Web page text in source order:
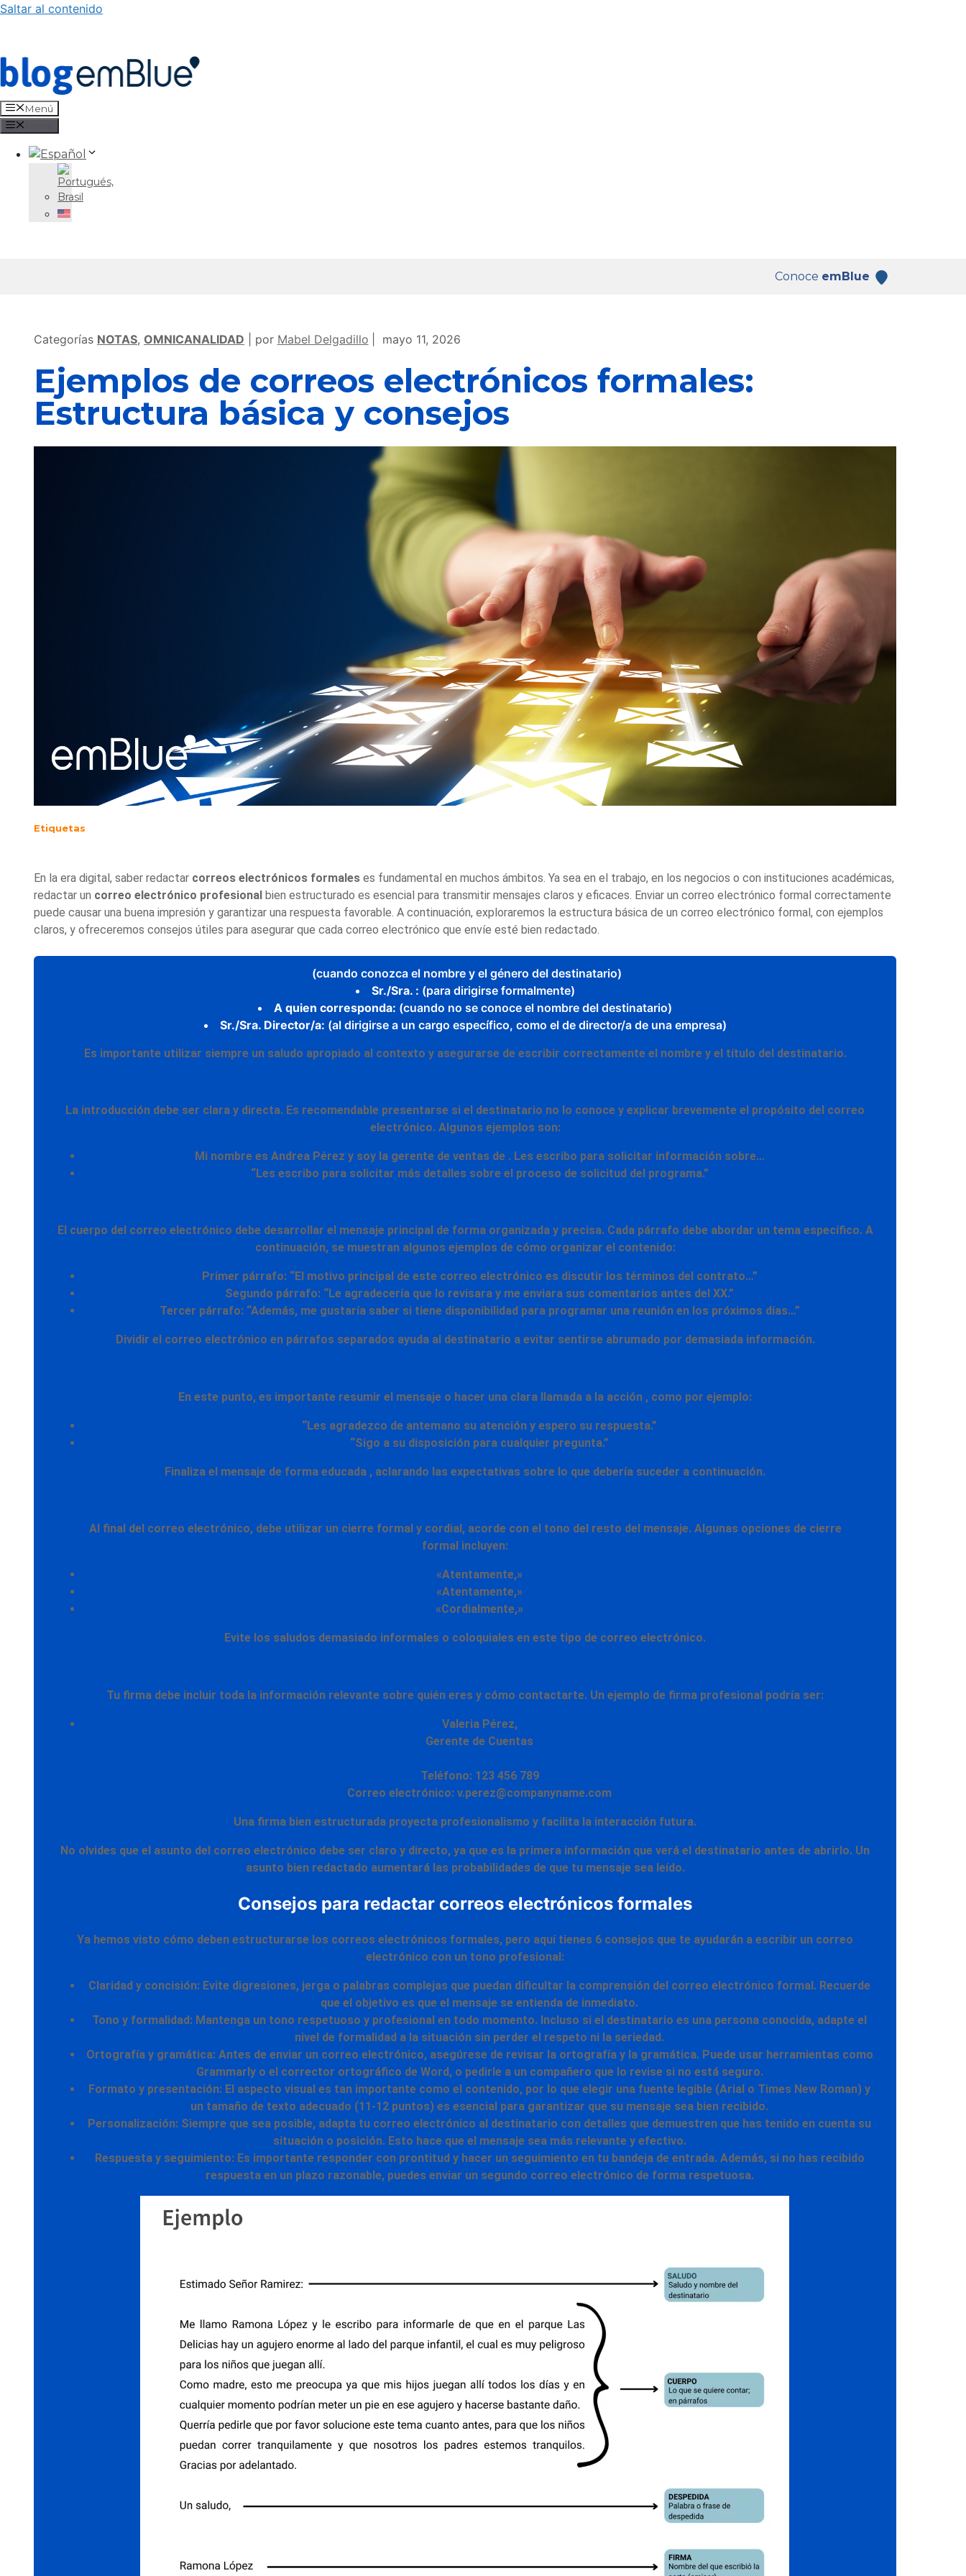
Saltar al contenido
Menú
Conoce emBlue
Categorías NOTAS, OMNICANALIDAD por Mabel Delgadillo mayo 11, 2026
Ejemplos de correos electrónicos formales:
Estructura básica y consejos
Etiquetas
En la era digital, saber redactar correos electrónicos formales es fundamental en muchos ámbitos. Ya sea en el trabajo, en los negocios o con instituciones académicas,
redactar un correo electrónico profesional bien estructurado es esencial para transmitir mensajes claros y eficaces. Enviar un correo electrónico formal correctamente
puede causar una buena impresión y garantizar una respuesta favorable. A continuación, exploraremos la estructura básica de un correo electrónico formal, con ejemplos
claros, y ofreceremos consejos útiles para asegurar que cada correo electrónico que envíe esté bien redactado.
(cuando conozca el nombre y el género del destinatario)
Sr./Sra. : (para dirigirse formalmente)
A quien corresponda: (cuando no se conoce el nombre del destinatario)
Sr./Sra. Director/a: (al dirigirse a un cargo específico, como el de director/a de una empresa)
Es importante utilizar siempre un saludo apropiado al contexto y asegurarse de escribir correctamente el nombre y el título del destinatario.
La introducción debe ser clara y directa. Es recomendable presentarse si el destinatario no lo conoce y explicar brevemente el propósito del correo
electrónico. Algunos ejemplos son:
Mi nombre es Andrea Pérez y soy la gerente de ventas de . Les escribo para solicitar información sobre…
“Les escribo para solicitar más detalles sobre el proceso de solicitud del programa.”
El cuerpo del correo electrónico debe desarrollar el mensaje principal de forma organizada y precisa. Cada párrafo debe abordar un tema específico. A
continuación, se muestran algunos ejemplos de cómo organizar el contenido:
Primer párrafo: “El motivo principal de este correo electrónico es discutir los términos del contrato…”
Segundo párrafo: “Le agradecería que lo revisara y me enviara sus comentarios antes del XX.”
Tercer párrafo: “Además, me gustaría saber si tiene disponibilidad para programar una reunión en los próximos días…”
Dividir el correo electrónico en párrafos separados ayuda al destinatario a evitar sentirse abrumado por demasiada información.
En este punto, es importante resumir el mensaje o hacer una clara llamada a la acción , como por ejemplo:
“Les agradezco de antemano su atención y espero su respuesta.”
“Sigo a su disposición para cualquier pregunta.”
Finaliza el mensaje de forma educada , aclarando las expectativas sobre lo que debería suceder a continuación.
Al final del correo electrónico, debe utilizar un cierre formal y cordial, acorde con el tono del resto del mensaje. Algunas opciones de cierre
formal incluyen:
«Atentamente,»
«Atentamente,»
«Cordialmente,»
Evite los saludos demasiado informales o coloquiales en este tipo de correo electrónico.
Tu firma debe incluir toda la información relevante sobre quién eres y cómo contactarte. Un ejemplo de firma profesional podría ser:
Valeria Pérez,
Gerente de Cuentas
Teléfono: 123 456 789
Correo electrónico: v.perez@companyname.com
Una firma bien estructurada proyecta profesionalismo y facilita la interacción futura.
No olvides que el asunto del correo electrónico debe ser claro y directo, ya que es la primera información que verá el destinatario antes de abrirlo. Un
asunto bien redactado aumentará las probabilidades de que tu mensaje sea leído.
Consejos para redactar correos electrónicos formales
Ya hemos visto cómo deben estructurarse los correos electrónicos formales, pero aquí tienes 6 consejos que te ayudarán a escribir un correo
electrónico con un tono profesional:
Claridad y concisión: Evite digresiones, jerga o palabras complejas que puedan dificultar la comprensión del correo electrónico formal. Recuerde
que el objetivo es que el mensaje se entienda de inmediato.
Tono y formalidad: Mantenga un tono respetuoso y profesional en todo momento. Incluso si el destinatario es una persona conocida, adapte el
nivel de formalidad a la situación sin perder el respeto ni la seriedad.
Ortografía y gramática: Antes de enviar un correo electrónico, asegúrese de revisar la ortografía y la gramática. Puede usar herramientas como
Grammarly o el corrector ortográfico de Word, o pedirle a un compañero que lo revise si no está seguro.
Formato y presentación: El aspecto visual es tan importante como el contenido, por lo que elegir una fuente legible (Arial o Times New Roman) y
un tamaño de texto adecuado (11-12 puntos) es esencial para garantizar que su mensaje sea bien recibido.
Personalización: Siempre que sea posible, adapta tu correo electrónico al destinatario con detalles que demuestren que has tenido en cuenta su
situación o posición. Esto hace que el mensaje sea más relevante y efectivo.
Respuesta y seguimiento: Es importante responder con prontitud y hacer un seguimiento en tu bandeja de entrada. Además, si no has recibido
respuesta en un plazo razonable, puedes enviar un segundo correo electrónico de forma respetuosa.